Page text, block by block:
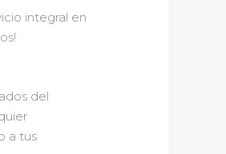
integral en
del
a tus